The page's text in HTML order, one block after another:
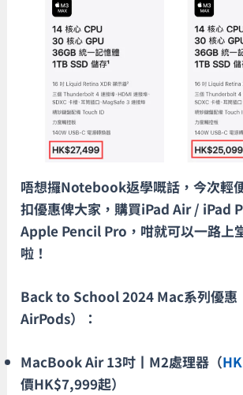
唔想攞Notebook返學嘅話，今次輕
扣優惠俾大家，購買iPad Air / iPad
Apple Pencil Pro，咁就可以一路上
啦！
Back to School 2024 Mac系列優惠
AirPods）：
MacBook Air 13吋丨M2處理器（
價HK$7,999起）